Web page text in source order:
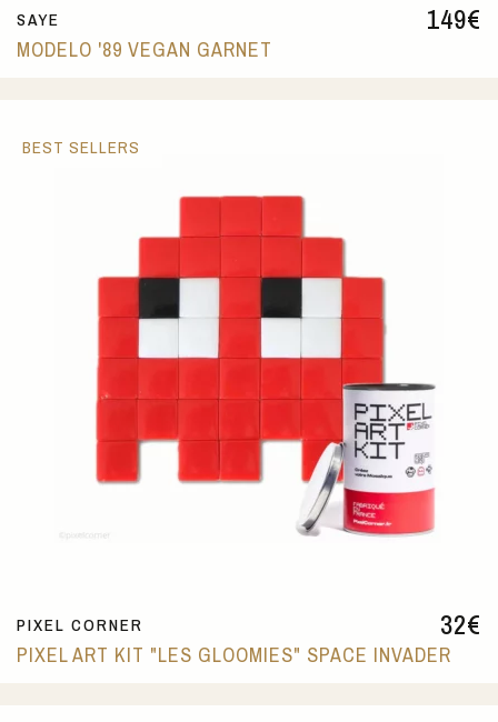
149€
SAYE
MODELO '89 VEGAN GARNET
32€
PIXEL CORNER
PIXEL ART KIT "LES GLOOMIES" SPACE INVADER
BEST SELLERS